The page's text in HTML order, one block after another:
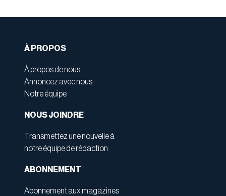
À PROPOS
À propos de nous
Annoncez avec nous
Notre équipe
NOUS JOINDRE
Transmettez une nouvelle à
notre équipe de rédaction
ABONNEMENT
Abonnement aux magazines